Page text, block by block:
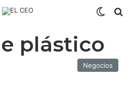
plástico
Negocios